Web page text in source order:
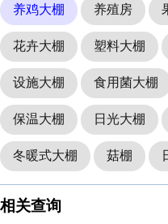
养鸡大棚 养殖房
花卉大棚 塑料大棚
设施大棚 食用菌大棚
保温大棚 日光大棚
冬暖式大棚 菇棚
相关查询